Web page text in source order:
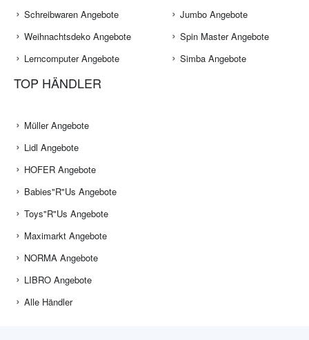
Schreibwaren Angebote
Weihnachtsdeko Angebote
Lerncomputer Angebote
Jumbo Angebote
Spin Master Angebote
Simba Angebote
TOP HÄNDLER
Müller Angebote
Lidl Angebote
HOFER Angebote
Babies"R"Us Angebote
Toys"R"Us Angebote
Maximarkt Angebote
NORMA Angebote
LIBRO Angebote
Alle Händler